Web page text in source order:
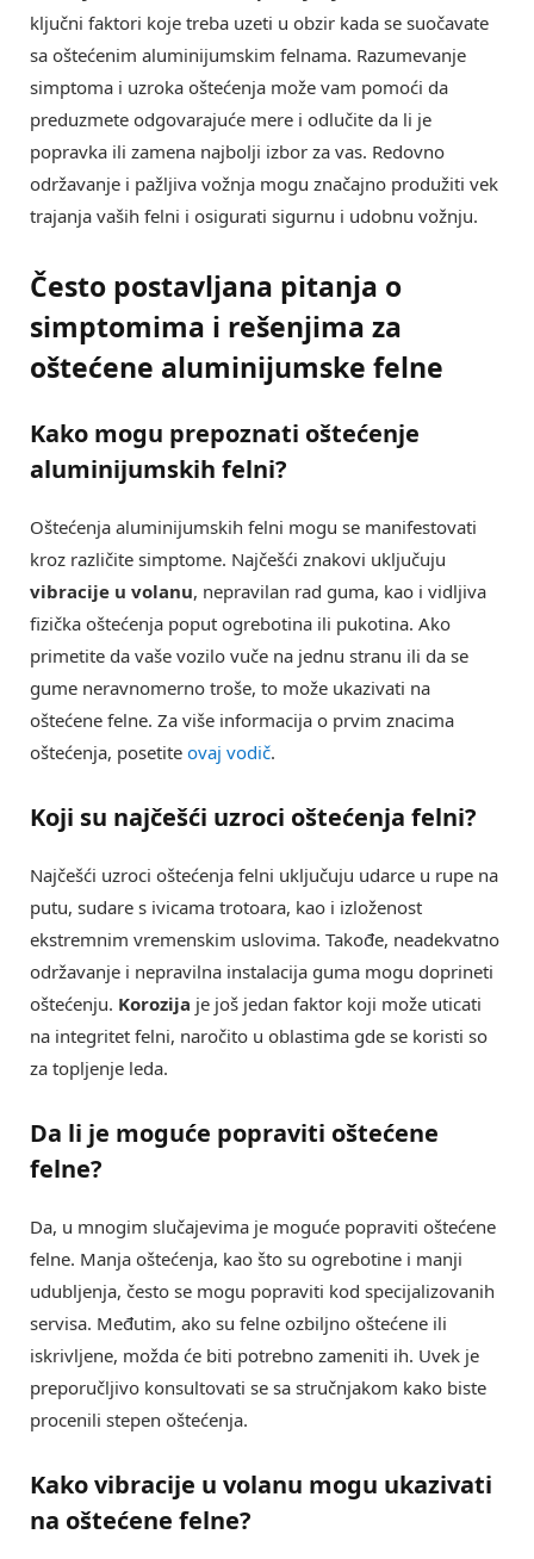
ključni faktori koje treba uzeti u obzir kada se suočavate
sa oštećenim aluminijumskim felnama. Razumevanje
simptoma i uzroka oštećenja može vam pomoći da
preduzmete odgovarajuće mere i odlučite da li je
popravka ili zamena najbolji izbor za vas. Redovno
održavanje i pažljiva vožnja mogu značajno produžiti vek
trajanja vaših felni i osigurati sigurnu i udobnu vožnju.
Često postavljana pitanja o
simptomima i rešenjima za
oštećene aluminijumske felne
Kako mogu prepoznati oštećenje
aluminijumskih felni?
Oštećenja aluminijumskih felni mogu se manifestovati
kroz različite simptome. Najčešći znakovi uključuju
vibracije u volanu, nepravilan rad guma, kao i vidljiva
fizička oštećenja poput ogrebotina ili pukotina. Ako
primetite da vaše vozilo vuče na jednu stranu ili da se
gume neravnomerno troše, to može ukazivati na
oštećene felne. Za više informacija o prvim znacima
oštećenja, posetite ovaj vodič.
Koji su najčešći uzroci oštećenja felni?
Najčešći uzroci oštećenja felni uključuju udarce u rupe na
putu, sudare s ivicama trotoara, kao i izloženost
ekstremnim vremenskim uslovima. Takođe, neadekvatno
održavanje i nepravilna instalacija guma mogu doprineti
oštećenju. Korozija je još jedan faktor koji može uticati
na integritet felni, naročito u oblastima gde se koristi so
za topljenje leda.
Da li je moguće popraviti oštećene
felne?
Da, u mnogim slučajevima je moguće popraviti oštećene
felne. Manja oštećenja, kao što su ogrebotine i manji
udubljenja, često se mogu popraviti kod specijalizovanih
servisa. Međutim, ako su felne ozbiljno oštećene ili
iskrivljene, možda će biti potrebno zameniti ih. Uvek je
preporučljivo konsultovati se sa stručnjakom kako biste
procenili stepen oštećenja.
Kakovibracije u volanu mogu ukazivati
na oštećene felne?